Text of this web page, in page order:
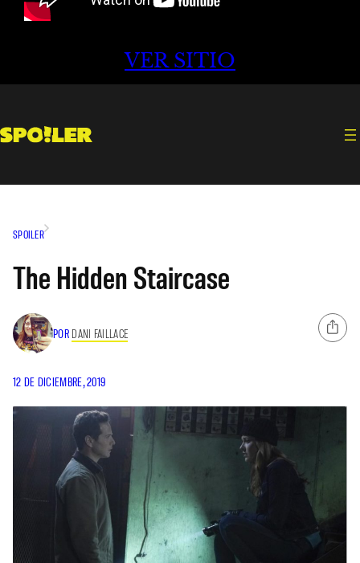
VER SITIO
SPOILER
The Hidden Staircase
POR DANI FAILLACE
12 DE DICIEMBRE, 2019